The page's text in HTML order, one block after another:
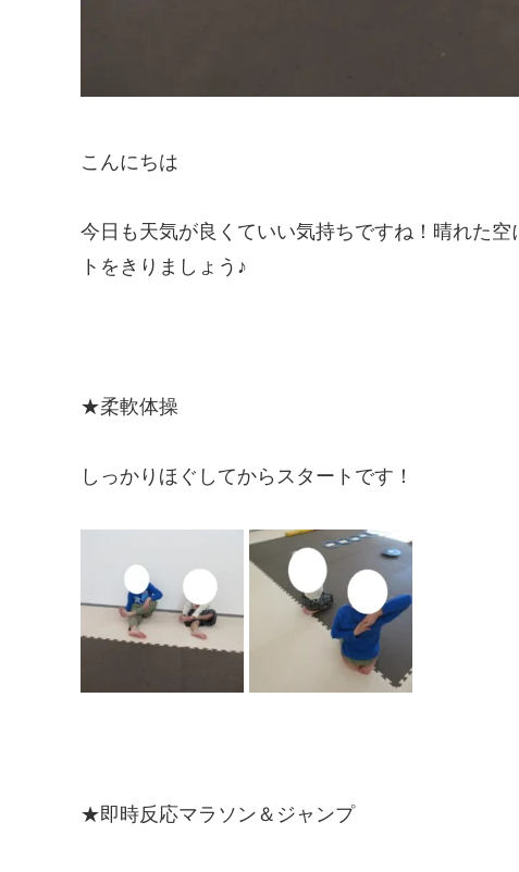
こんにちは
今日も天気が良くていい気持ちですね！晴れた
トをきりましょう♪
★柔軟体操
しっかりほぐしてからスタートです！
★即時反応マラソン＆ジャンプ